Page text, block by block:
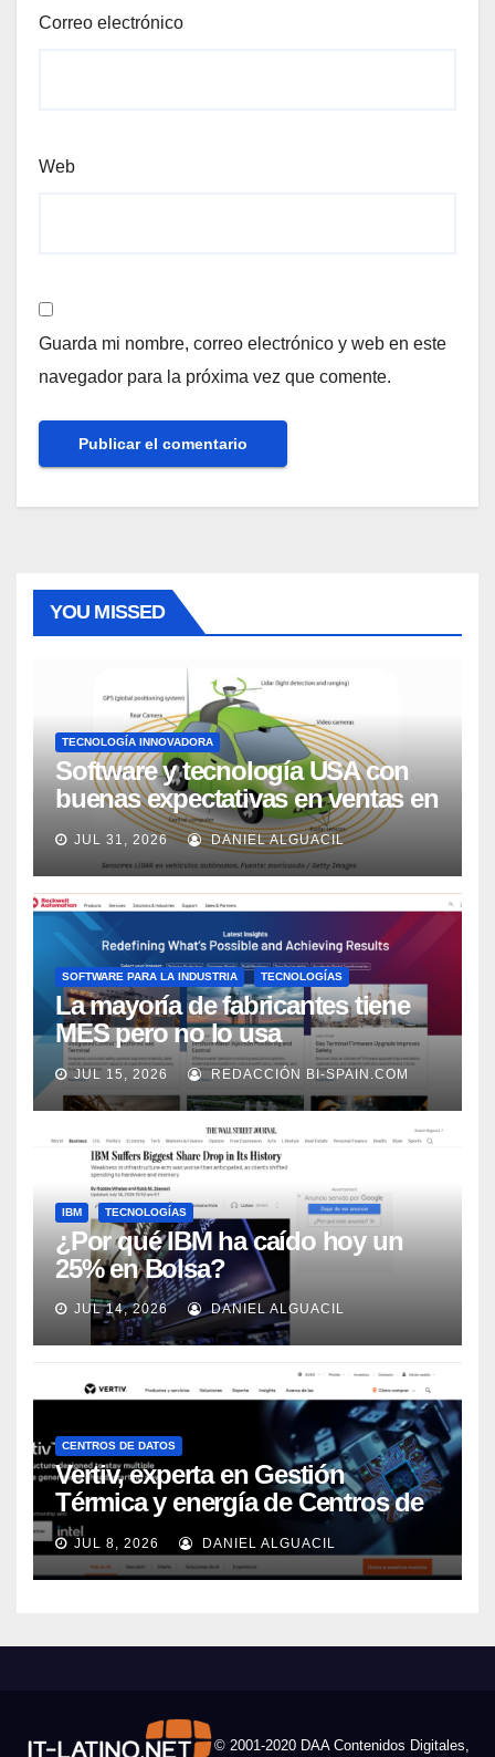
Correo electrónico
Web
Guarda mi nombre, correo electrónico y web en este
navegador para la próxima vez que comente.
YOU MISSED
TECNOLOGÍA INNOVADORA
Software y tecnología USA con
buenas expectativas en ventas en
los próximos 2 años, según
Market Watch
JUL 31, 2026 DANIEL ALGUACIL
SOFTWARE PARA LA INDUSTRIA TECNOLOGÍAS
La mayoría de fabricantes tiene
MES pero no lo usa
adecuadamente, según Rockwell
Automation
JUL 15, 2026 REDACCIÓN BI-SPAIN.COM
IBM TECNOLOGÍAS
¿Por qué IBM ha caído hoy un
25% en Bolsa?
JUL 14, 2026 DANIEL ALGUACIL
CENTROS DE DATOS
Vertiv, experta en Gestión
Térmica y energía de Centros de
Datos, sigue su crecimiento
imparable
JUL 8, 2026 DANIEL ALGUACIL
© 2001-2020 DAA Contenidos Digitales,